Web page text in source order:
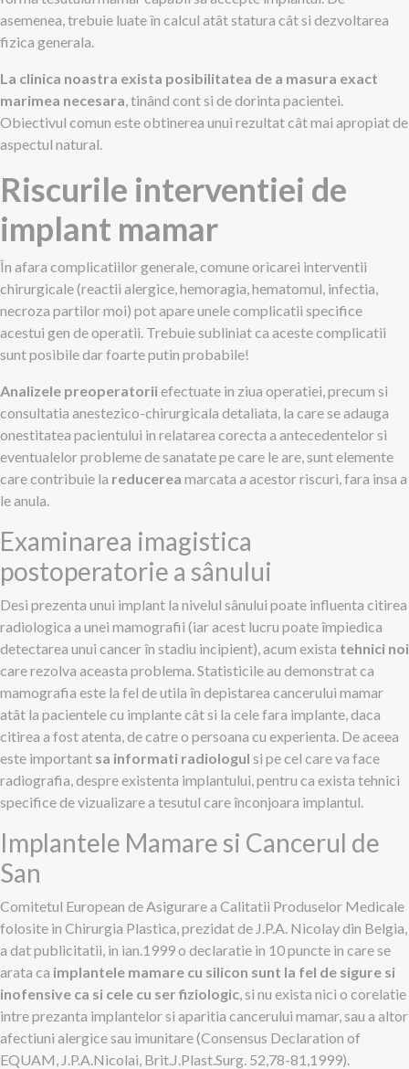
asemenea, trebuie luate în calcul atât statura cât si dezvoltarea
fizica generala.
La clinica noastra exista posibilitatea de a masura exact
marimea necesara, tinând cont si de dorinta pacientei.
Obiectivul comun este obtinerea unui rezultat cât mai apropiat de
aspectul natural.
Riscurile interventiei de
implant mamar
În afara complicatiilor generale, comune oricarei interventii
chirurgicale (reactii alergice, hemoragia, hematomul, infectia,
necroza partilor moi) pot apare unele complicatii specifice
acestui gen de operatii. Trebuie subliniat ca aceste complicatii
sunt posibile dar foarte putin probabile!
Analizele preoperatoriiefectuate in ziua operatiei, precum si
consultatia anestezico-chirurgicala detaliata, la care se adauga
onestitatea pacientului in relatarea corecta a antecedentelor si
eventualelor probleme de sanatate pe care le are, sunt elemente
care contribuie la reducerea marcata a acestor riscuri, fara insa a
le anula.
Examinarea imagistica
postoperatorie a sânului
Desi prezenta unui implant la nivelul sânului poate influenta citirea
radiologica a unei mamografii (iar acest lucru poate împiedica
detectarea unui cancer în stadiu incipient), acum exista tehnici noi
care rezolva aceasta problema. Statisticile au demonstrat ca
mamografia este la fel de utila în depistarea cancerului mamar
atât la pacientele cu implante cât si la cele fara implante, daca
citirea a fost atenta, de catre o persoana cu experienta. De aceea
este important sa informati radiologul si pe cel care va face
radiografia, despre existenta implantului, pentru ca exista tehnici
specifice de vizualizare a tesutul care înconjoara implantul.
Implantele Mamare si Cancerul de
San
Comitetul European de Asigurare a Calitatii Produselor Medicale
folosite in Chirurgia Plastica, prezidat de J.P.A. Nicolay din Belgia,
a dat publicitatii, in ian.1999 o declaratie in 10 puncte in care se
arata ca implantele mamare cu silicon sunt la fel de sigure si
inofensive ca si cele cu ser fiziologic, si nu exista nici o corelatie
intre prezanta implantelor si aparitia cancerului mamar, sau a altor
afectiuni alergice sau imunitare (Consensus Declaration of
EQUAM, J.P.A.Nicolai, Brit.J.Plast.Surg. 52,78-81,1999).